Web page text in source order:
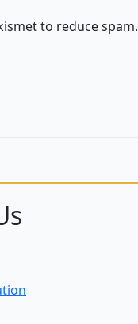
to reduce spam.